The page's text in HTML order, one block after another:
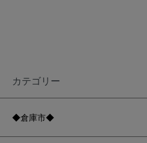
カテゴリー
◆倉庫市◆